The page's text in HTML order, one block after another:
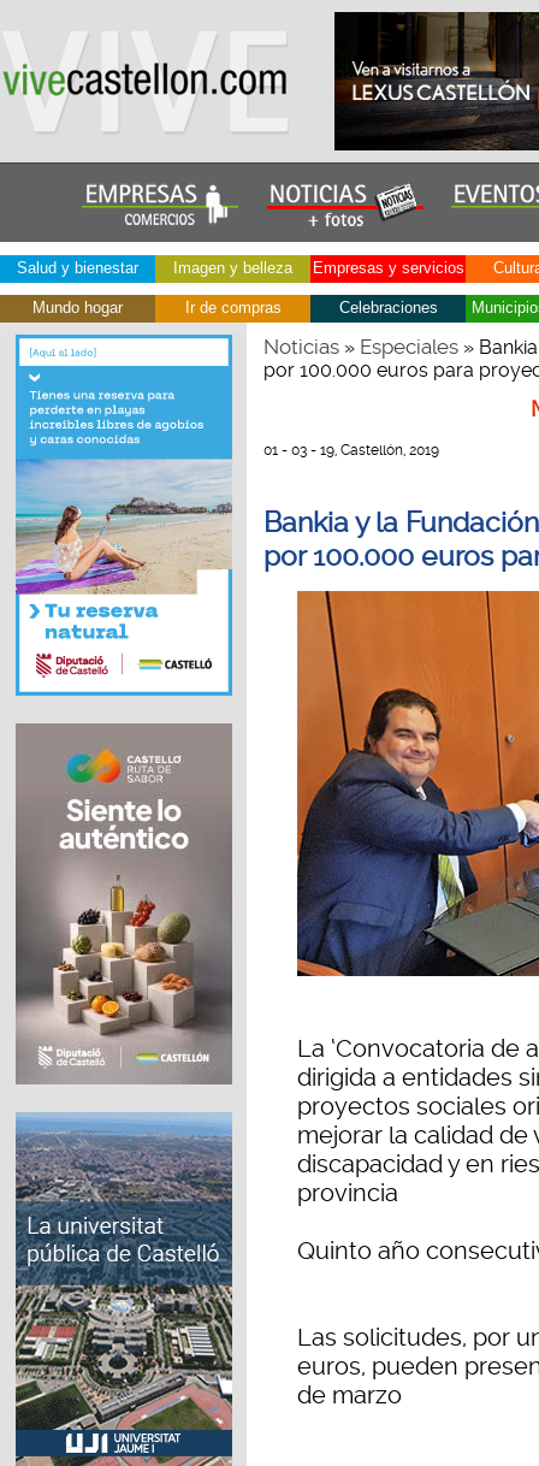
Salud y bienestar Imagen y belleza Empresas y servicios
Mundo hogar Ir de compras Celebraciones
Noticias» Especiales»
por 100.000 euros para
01 - 03 - 19, Castellón, 2019
Bankia y la
por 100.000 euros
La ‘Convocatoria de
dirigida a entidades
proyectos sociales
mejorar la calidad de
discapacidad y en
provincia
Quinto año
Las solicitudes, por
euros, pueden
de marzo